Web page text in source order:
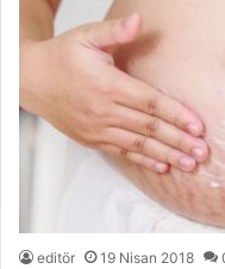
editör 19 Nisan 2018